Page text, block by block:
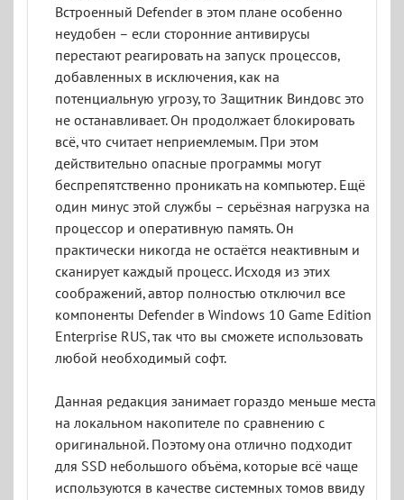
Встроенный Defender в этом плане особенно
неудобен – если сторонние антивирусы
перестают реагировать на запуск процессов,
добавленных в исключения, как на
потенциальную угрозу, то Защитник Виндовс это
не останавливает. Он продолжает блокировать
всё, что считает неприемлемым. При этом
действительно опасные программы могут
беспрепятственно проникать на компьютер. Ещё
один минус этой службы – серьёзная нагрузка на
процессор и оперативную память. Он
практически никогда не остаётся неактивным и
сканирует каждый процесс. Исходя из этих
соображений, автор полностью отключил все
компоненты Defender в Windows 10 Game Edition
Enterprise RUS, так что вы сможете использовать
любой необходимый софт.
Данная редакция занимает гораздо меньше места
на локальном накопителе по сравнению с
оригинальной. Поэтому она отлично подходит
для SSD небольшого объёма, которые всё чаще
используются в качестве системных томов ввиду